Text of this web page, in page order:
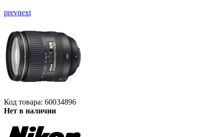
prevnext
Код товара: 60034896
Нет в наличии